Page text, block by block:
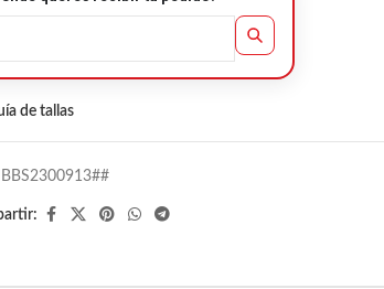
de tallas
BBS2300913##